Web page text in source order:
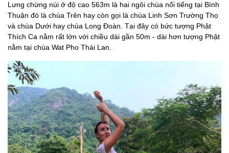
Lưng chừng núi ở độ cao 563m là hai ngôi chùa nổi tiếng tại Bình
Thuận đó là chùa Trên hay còn gọi là chùa Linh Sơn Trường Thọ
và chùa Dưới hay chùa Long Đoàn. Tại đây có bức tượng Phật
Thích Ca nằm rất lớn với chiều dài gần 50m - dài hơn tượng Phật
nằm tại chùa Wat Pho Thái Lan.